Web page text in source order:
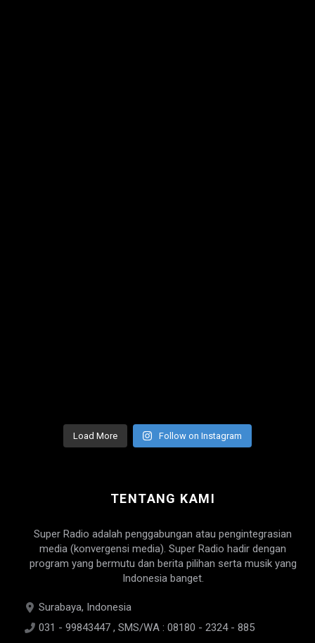
Load More Follow on Instagram
TENTANG KAMI
Super Radio adalah penggabungan atau pengintegrasian
media (konvergensi media). Super Radio hadir dengan
program yang bermutu dan berita pilihan serta musik yang
Indonesia banget.
Surabaya, Indonesia
031 - 99843447 , SMS/WA : 08180 - 2324 - 885